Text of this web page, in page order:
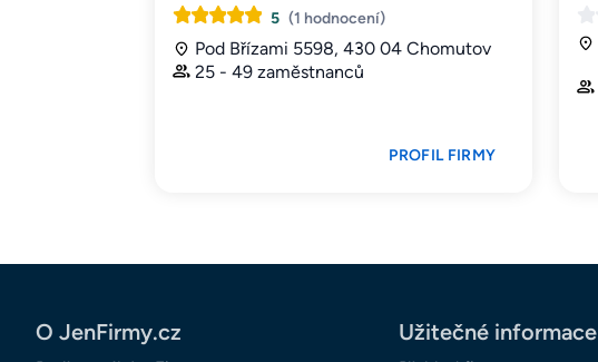
5 (1 hodnocení)
Pod Břízami 5598, 430 04 Chomutov
25 - 49 zaměstnanců
PROFIL FIRMY
O JenFirmy.cz Užitečné informace